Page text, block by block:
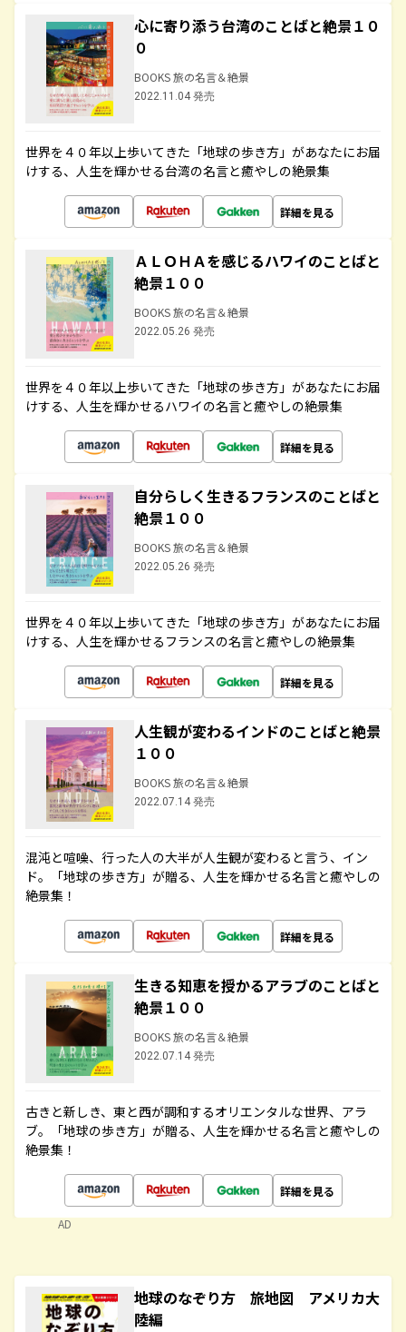
心に寄り添う台湾のことばと絶景１０
０
BOOKS 旅の名言＆絶景
2022.11.04 発売
世界を４０年以上歩いてきた「地球の歩き方」があなたにお届
けする、人生を輝かせる台湾の名言と癒やしの絶景集
詳細を見る
ＡＬＯＨＡを感じるハワイのことばと
絶景１００
BOOKS 旅の名言＆絶景
2022.05.26 発売
世界を４０年以上歩いてきた「地球の歩き方」があなたにお届
けする、人生を輝かせるハワイの名言と癒やしの絶景集
詳細を見る
自分らしく生きるフランスのことばと
絶景１００
BOOKS 旅の名言＆絶景
2022.05.26 発売
世界を４０年以上歩いてきた「地球の歩き方」があなたにお届
けする、人生を輝かせるフランスの名言と癒やしの絶景集
詳細を見る
人生観が変わるインドのことばと絶景
１００
BOOKS 旅の名言＆絶景
2022.07.14 発売
混沌と喧噪、行った人の大半が人生観が変わると言う、イン
ド。「地球の歩き方」が贈る、人生を輝かせる名言と癒やしの
絶景集！
詳細を見る
生きる知恵を授かるアラブのことばと
絶景１００
BOOKS 旅の名言＆絶景
2022.07.14 発売
古きと新しき、東と西が調和するオリエンタルな世界、アラ
ブ。「地球の歩き方」が贈る、人生を輝かせる名言と癒やしの
絶景集！
詳細を見る
AD
地球のなぞり方 旅地図 アメリカ大
陸編